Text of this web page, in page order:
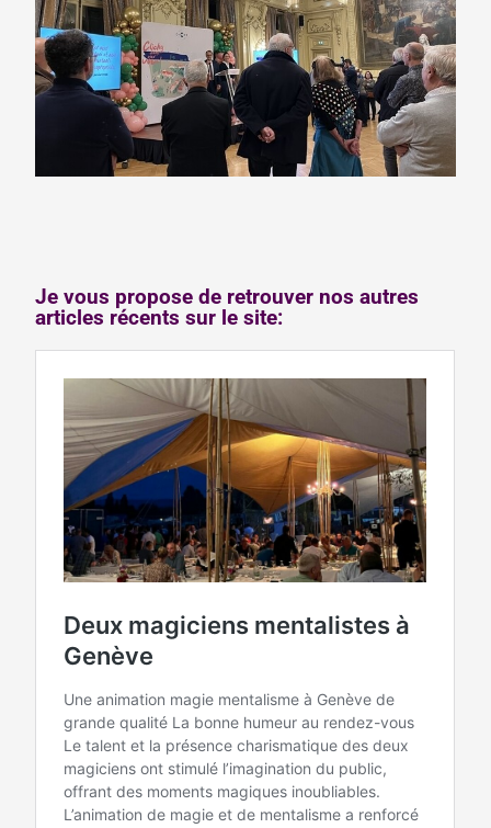
Je vous propose de retrouver nos autres
articles récents sur le site: